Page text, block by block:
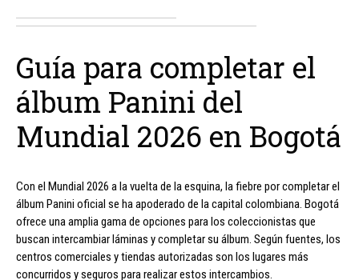
Guía para completar el
álbum Panini del
Mundial 2026 en Bogotá
Con el Mundial 2026 a la vuelta de la esquina, la fiebre por completar el
álbum Panini oficial se ha apoderado de la capital colombiana. Bogotá
ofrece una amplia gama de opciones para los coleccionistas que
buscan intercambiar láminas y completar su álbum. Según fuentes, los
centros comerciales y tiendas autorizadas son los lugares más
concurridos y seguros para realizar estos intercambios.